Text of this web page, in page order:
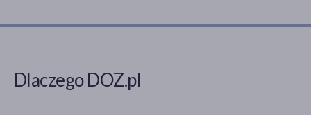
Dlaczego DOZ.pl